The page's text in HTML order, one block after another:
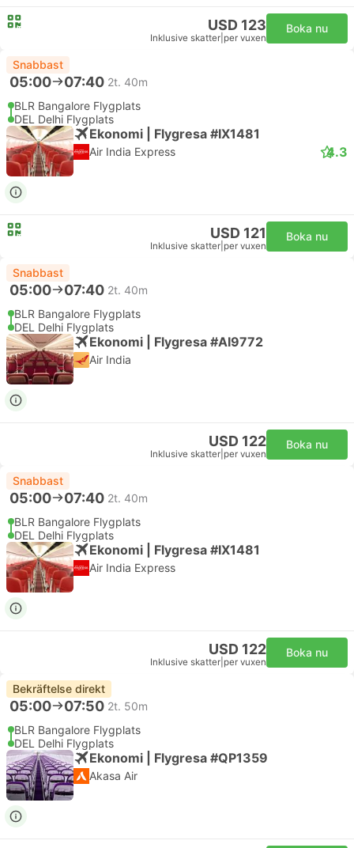
USD 123
Inklusive skatter per vuxen
Boka nu
Snabbast
05:00 07:40 2t. 40m
BLR Bangalore Flygplats
DEL Delhi Flygplats
Ekonomi | Flygresa #IX1481
Air India Express 4.3
USD 121
Inklusive skatter per vuxen
Boka nu
Snabbast
05:00 07:40 2t. 40m
BLR Bangalore Flygplats
DEL Delhi Flygplats
Ekonomi | Flygresa #AI9772
Air India
USD 122
Inklusive skatter per vuxen
Boka nu
Snabbast
05:00 07:40 2t. 40m
BLR Bangalore Flygplats
DEL Delhi Flygplats
Ekonomi | Flygresa #IX1481
Air India Express
USD 122
Inklusive skatter per vuxen
Boka nu
Bekräftelse direkt
05:00 07:50 2t. 50m
BLR Bangalore Flygplats
DEL Delhi Flygplats
Ekonomi | Flygresa #QP1359
Akasa Air